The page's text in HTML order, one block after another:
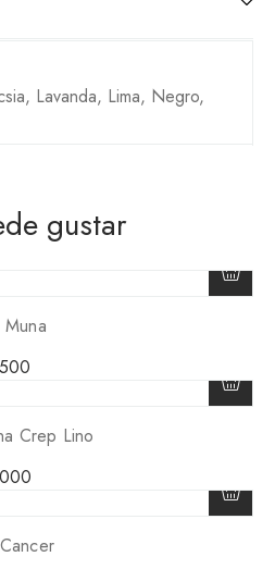
Lavanda, Lima, Negro,
gustar
Crep Lino